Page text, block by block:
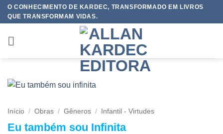
SkipO CONHECIMENTO DE KARDEC, TRANSFORMADO EM LIVROS
QUE TRANSFORMAM VIDAS.
Início / Obras / Gêneros / Infantil - Virtudes
Eu também sou Infinita